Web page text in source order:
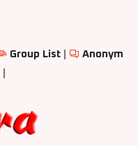
Group List
Anonym